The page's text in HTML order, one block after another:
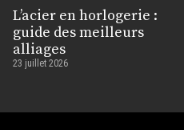
L’acier en horlogerie :
guide des meilleurs
alliages
23 juillet 2026